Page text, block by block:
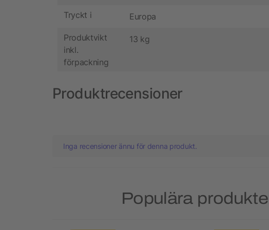
Tryckt i Europa
Produktvikt
inkl.
förpackning
13 kg
Produktrecensioner
Inga recensioner ännu för denna produkt.
Populära